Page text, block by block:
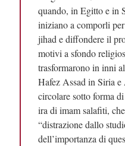
quando, in Egitto e in
iniziano a comporli
jihad e diffondere il
motivi a sfondo
trasformarono in inni
Hafez Assad in Siria
circolare sotto forma di
ira di imam salafiti,
“distrazione dallo
dell’importanza di